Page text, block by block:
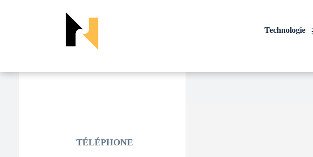
Technologie
TÉLÉPHONE